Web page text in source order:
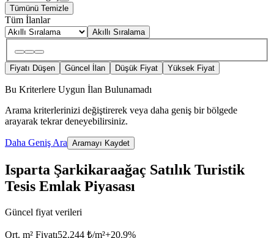
Tümünü Temizle
Tüm İlanlar
Akıllı Sıralama
Fiyatı Düşen Güncel İlan Düşük Fiyat Yüksek Fiyat
Bu Kriterlere Uygun İlan Bulunamadı
Arama kriterlerinizi değiştirerek veya daha geniş bir bölgede
arayarak tekrar deneyebilirsiniz.
Daha Geniş Ara Aramayı Kaydet
Isparta Şarkikaraağaç Satılık Turistik
Tesis Emlak Piyasası
Güncel fiyat verileri
Ort. m² Fiyatı52.244 ₺/m²+20.9%